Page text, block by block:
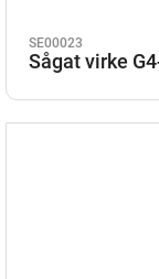
SE00023
Sågat virke